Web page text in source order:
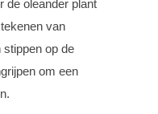
de oleander plant
van
op de
om een